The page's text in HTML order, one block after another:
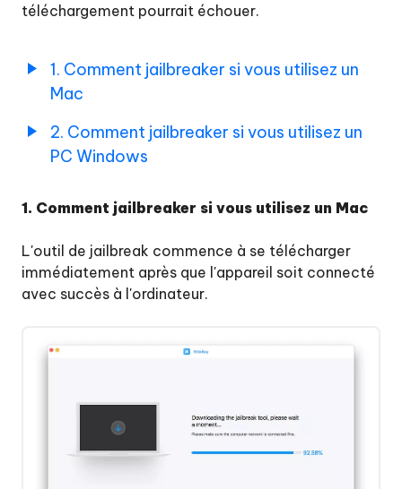
téléchargement pourrait échouer.
1. Comment jailbreaker si vous utilisez un
Mac
2. Comment jailbreaker si vous utilisez un
PC Windows
1. Comment jailbreaker si vous utilisez un Mac
L'outil de jailbreak commence à se télécharger
immédiatement après que l'appareil soit connecté
avec succès à l'ordinateur.